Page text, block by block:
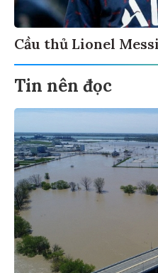
Cầu thủ Lionel
Tin nên đọc